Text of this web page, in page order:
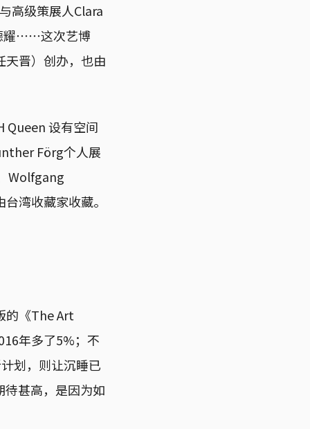
高级策展人Clara
耀⋯⋯这次艺博
晋）创办，也由
Queen 设有空间
Förg个人展
Wolfgang
湾收藏家收藏。
的《The Art
年多了5%；不
划，则让沉睡已
甚高，是因为如